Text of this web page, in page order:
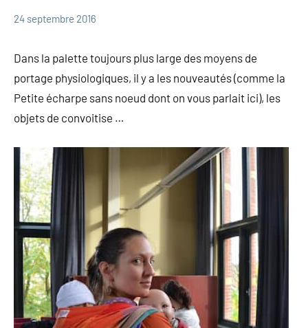
Portage
24 septembre 2016
Marie
Dans la palette toujours plus large des moyens de
portage physiologiques, il y a les nouveautés (comme la
Petite écharpe sans noeud dont on vous parlait ici), les
objets de convoitise …